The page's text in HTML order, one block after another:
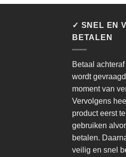
✓ SNEL EN
BETALEN
Betaal
wordt
moment van
Vervolgens
product eerst
gebruiken
betalen.
veilig en snel